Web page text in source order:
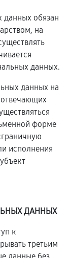
данных обязан
на
данных.
данных на
отвечающих
форме
исполнения
ДАННЫХ
к
третьим